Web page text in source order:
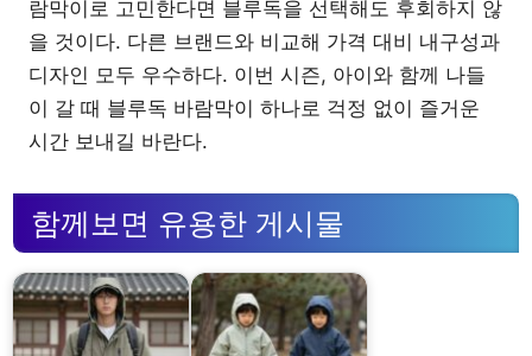
람막이로 고민한다면 블루독을 선택해도 후회하지 않
을 것이다. 다른 브랜드와 비교해 가격 대비 내구성과
디자인 모두 우수하다. 이번 시즌, 아이와 함께 나들
이 갈 때 블루독 바람막이 하나로 걱정 없이 즐거운
시간 보내길 바란다.
함께보면 유용한 게시물